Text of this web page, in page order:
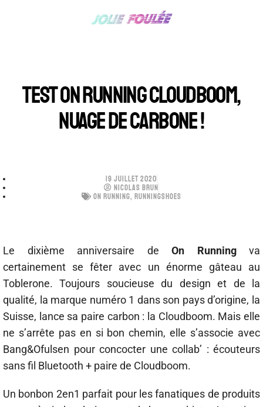
TEST ON RUNNING CLOUDBOOM,
NUAGE DE CARBONE !
19 JUILLET 2020
NICOLAS BRUN
ON RUNNING, RUNNINGSHOES
Le dixième anniversaire de On Runningva
certainement se fêter avec un énorme gâteau au
Toblerone. Toujours soucieuse du design et de la
qualité, la marque numéro 1 dans son pays d’origine, la
Suisse, lance sa paire carbon : la Cloudboom. Mais elle
ne s’arrête pas en si bon chemin, elle s’associe avec
Bang&Ofulsen pour concocter une collab’ : écouteurs
sans fil Bluetooth + paire de Cloudboom.
Un bonbon 2en1 parfait pour les fanatiques de produits